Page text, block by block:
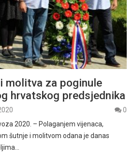
molitva za poginule
hrvatskog predsjednika
0
2020. – Polaganjem vijenaca,
šutnje i molitvom odana je danas